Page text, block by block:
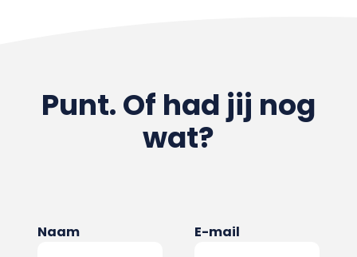
Punt. Of had jij nog
wat?
Naam E-mail